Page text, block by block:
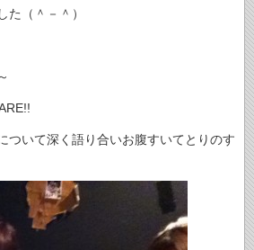
た（＾－＾）
ついて深く語り合いお腹すいてとりのす